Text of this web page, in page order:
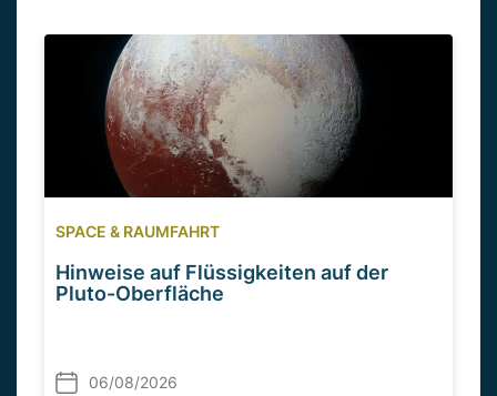
SPACE & RAUMFAHRT
Hinweise auf Flüssigkeiten auf der
Pluto-Oberfläche
06/08/2026